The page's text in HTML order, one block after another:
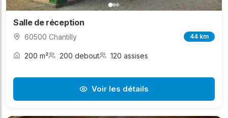
Salle de réception
60500 Chantilly 44 km
200 m² 200 debout 120 assises
Voir les détails